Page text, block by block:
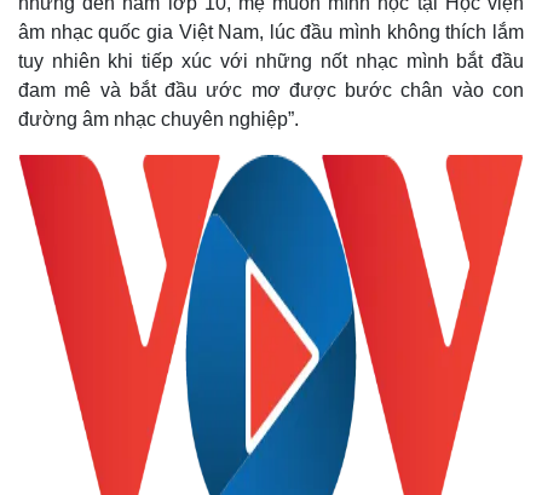
Pháp luật
Vụ án
Tin nóng
Quân sự - Quốc phòng
Vũ khí
Việt Nam
âm nhạc quốc gia Việt Nam, lúc đầu mình không thích lắm
tuy nhiên khi tiếp xúc với những nốt nhạc mình bắt đầu
đam mê và bắt đầu ước mơ được bước chân vào con
đường âm nhạc chuyên nghiệp”.